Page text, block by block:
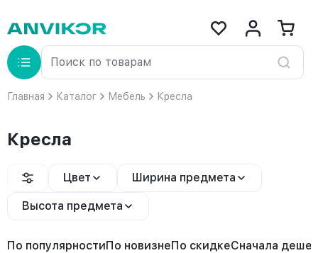
Главная Каталог Мебель Кресла
Кресла
Цвет Ширина предмета
Высота предмета
По популярностиПо новизнеПо скидкеСначала